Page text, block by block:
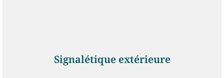
Signalétique extérieure